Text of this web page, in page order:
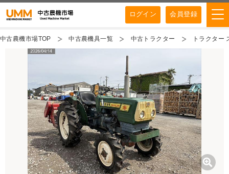
ログイン 会員登録
中古農機市場TOP 中古農機具一覧 中古トラクター トラクター